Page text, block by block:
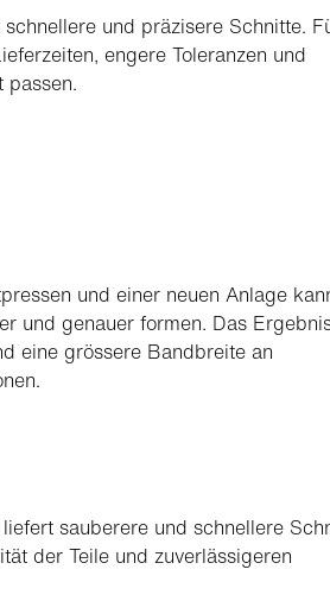
und präzisere Schnitte.
engere Toleranzen und
und einer neuen Anlage
und genauer formen. Das
eine grössere Bandbreite an
sauberere und schnellere
der Teile und zuverlässigeren